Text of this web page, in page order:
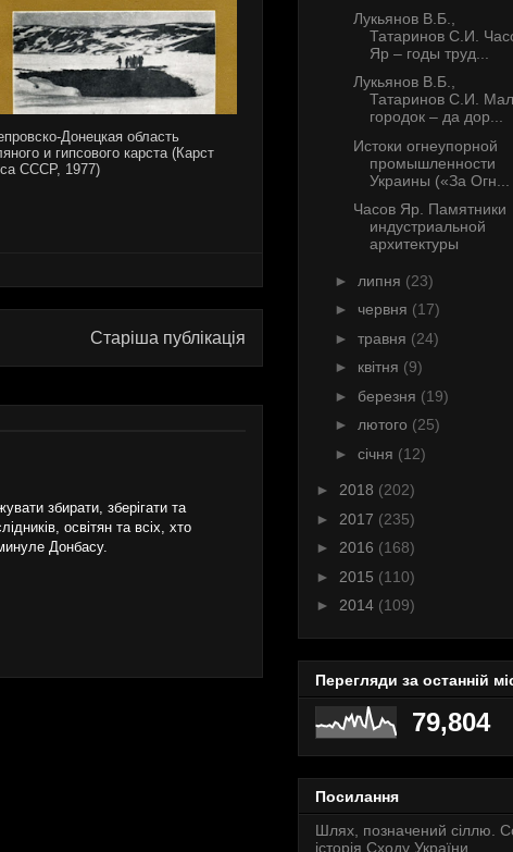
Донецкая область
и гипсового карста (Карст
СССР, 1977)
Старіша публікація
збирати, зберігати та
освітян та всіх, хто
Донбасу.
Лукьянов В.Б.,
Татаринов С.И.
Яр – годы труд...
Лукьянов В.Б.,
Татаринов С.И. Мал
городок – да дор...
Истоки огнеупорной
промышленности
Украины («За Огн...
Часов Яр. Памятники
индустриальной
архитектуры
► липня (23)
► червня (17)
► травня (24)
► квітня (9)
► березня (19)
► лютого (25)
► січня (12)
► 2018 (202)
► 2017 (235)
► 2016 (168)
► 2015 (110)
► 2014 (109)
Перегляди за останній
79,804
Посилання
Шлях, позначений сіллю.
історія Сходу України